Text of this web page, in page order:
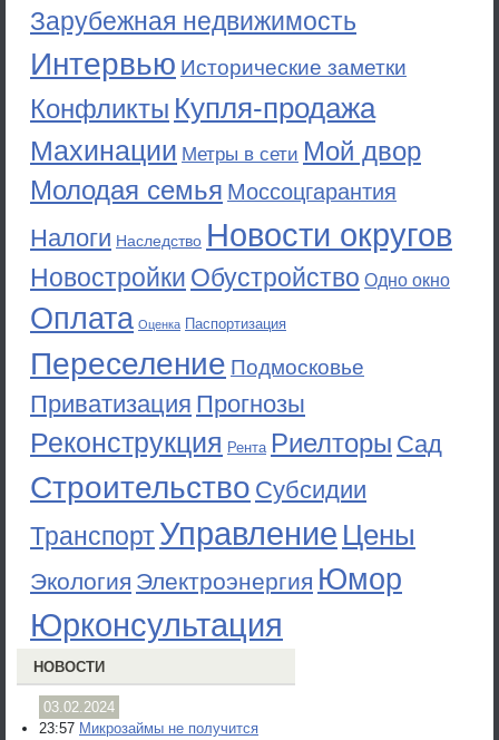
Зарубежная недвижимость
Интервью Исторические заметки
Конфликты Купля-продажа
Махинации Метры в сети Мой двор
Молодая семья Моссоцгарантия
Налоги Наследство Новости округов
Новостройки Обустройство Одно окно
Оплата Оценка Паспортизация
Переселение Подмосковье
Приватизация Прогнозы
Реконструкция Рента Риелторы Сад
Строительство Субсидии
ТранспортУправление Цены
Экология Электроэнергия Юмор
Юрконсультация
НОВОСТИ
03.02.2024
23:57 Микрозаймы не получится